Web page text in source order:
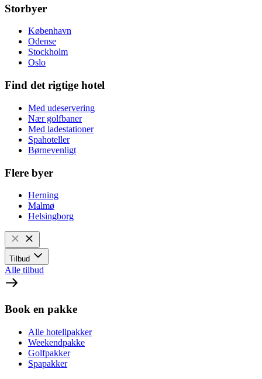
Storbyer
København
Odense
Stockholm
Oslo
Find det rigtige hotel
Med udeservering
Nær golfbaner
Med ladestationer
Spahoteller
Børnevenligt
Flere byer
Herning
Malmø
Helsingborg
Tilbud
Alle tilbud
Book en pakke
Alle hotellpakker
Weekendpakke
Golfpakker
Spapakker